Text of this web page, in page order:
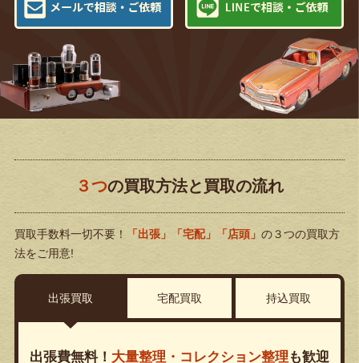
３つの買取方法と買取の流れ
買取手数料一切不要！ 「出張」「宅配」「店頭」 の３つの買取方
法をご用意!
出張買取 宅配買取 持込買取
出張費無料！ 大量整理・コレクション整理 も歓迎